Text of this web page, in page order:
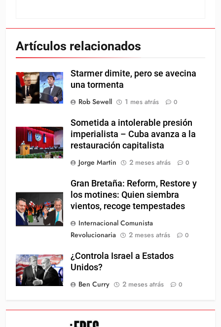
Artículos relacionados
Starmer dimite, pero se avecina
una tormenta
Rob Sewell
1 mes atrás 0
Sometida a intolerable presión
imperialista – Cuba avanza a la
restauración capitalista
Jorge Martin
2 meses atrás 0
Gran Bretaña: Reform, Restore y
los motines: Quien siembra
vientos, recoge tempestades
Internacional Comunista
Revolucionaria
2 meses atrás 0
¿Controla Israel a Estados
Unidos?
Ben Curry
2 meses atrás 0